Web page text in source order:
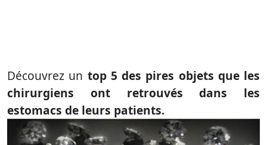
Découvrez un top 5 des pires objets que les
chirurgiens ont retrouvés dans les
estomacs de leurs patients.